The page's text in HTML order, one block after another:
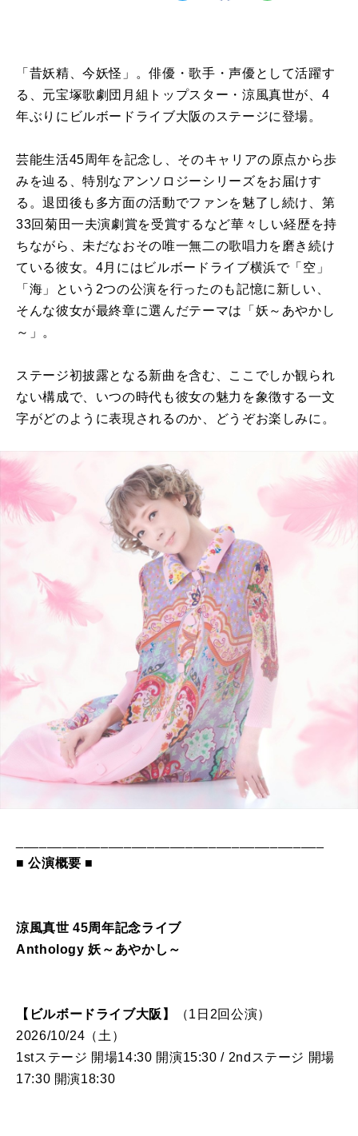
「昔妖精、今妖怪」。俳優・歌手・声優として活躍す
る、元宝塚歌劇団月組トップスター・涼風真世が、4
年ぶりにビルボードライブ大阪のステージに登場。
芸能生活45周年を記念し、そのキャリアの原点から歩
みを辿る、特別なアンソロジーシリーズをお届けす
る。退団後も多方面の活動でファンを魅了し続け、第
33回菊田一夫演劇賞を受賞するなど華々しい経歴を持
ちながら、未だなおその唯一無二の歌唱力を磨き続け
ている彼女。4月にはビルボードライブ横浜で「空」
「海」という2つの公演を行ったのも記憶に新しい、
そんな彼女が最終章に選んだテーマは「妖～あやかし
～」。
ステージ初披露となる新曲を含む、ここでしか観られ
ない構成で、いつの時代も彼女の魅力を象徴する一文
字がどのように表現されるのか、どうぞお楽しみに。
■ 公演概要 ■
涼風真世 45周年記念ライブ
Anthology 妖～あやかし～
【ビルボードライブ大阪】
（1日2回公演）
2026/10/24（土）
1stステージ 開場14:30 開演15:30 / 2ndステージ 開場
17:30 開演18:30